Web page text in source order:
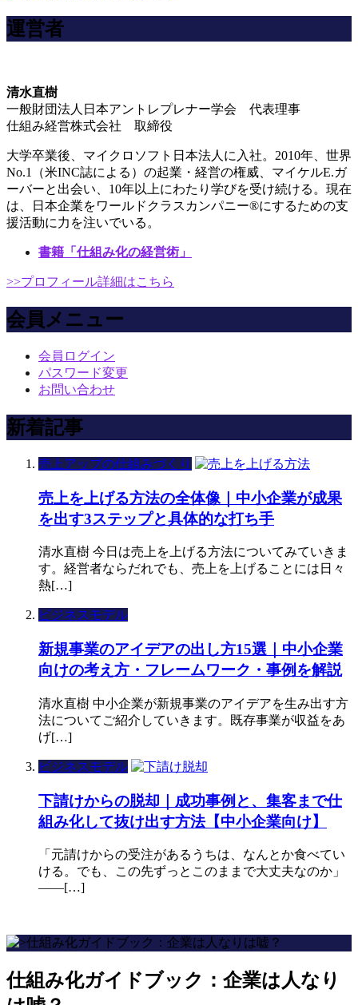
運営者
清水直樹
一般財団法人日本アントレプレナー学会 代表理事
仕組み経営株式会社 取締役
大学卒業後、マイクロソフト日本法人に入社。2010年、世界
No.1（米INC誌による）の起業・経営の権威、マイケルE.ガ
ーバーと出会い、10年以上にわたり学びを受け続ける。現在
は、日本企業をワールドクラスカンパニー®にするための支
援活動に力を注いでいる。
書籍「仕組み化の経営術」
>>プロフィール詳細はこちら
会員メニュー
会員ログイン
パスワード変更
お問い合わせ
新着記事
売上アップの仕組みづくり
売上を上げる方法の全体像｜中小企業が成果
を出す3ステップと具体的な打ち手
清水直樹 今日は売上を上げる方法についてみていきま
す。経営者ならだれでも、売上を上げることには日々
熱[…]
ビジネスモデル
新規事業のアイデアの出し方15選｜中小企業
向けの考え方・フレームワーク・事例を解説
清水直樹 中小企業が新規事業のアイデアを生み出す方
法についてご紹介していきます。既存事業が収益をあ
げ[…]
ビジネスモデル
下請けからの脱却｜成功事例と、集客まで仕
組み化して抜け出す方法【中小企業向け】
「元請けからの受注があるうちは、なんとか食べてい
ける。でも、この先ずっとこのままで大丈夫なのか」
——[…]
仕組み化ガイドブック：企業は人なり